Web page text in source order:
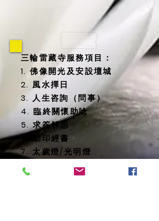
三輪雷藏寺服務項目：
1. 佛像開光及安設壇城
2. 風水擇日
3. 人生咨詢（問事）
4. 臨終關懷助唸
5. 求簽解惑
6. 助印經書
7. 太歲燈/光明燈
8. 消災延壽藥師佛燈
9. 地藏殿提供